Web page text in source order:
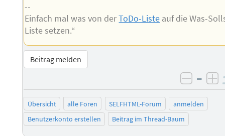
--
Einfach mal was von derToDo-Liste auf die Was-
Liste setzen.“
Beitrag melden
–
Übersicht alle Foren SELFHTML-Forum
anmelden
Benutzerkonto erstellen
Beitrag im Thread-Baum